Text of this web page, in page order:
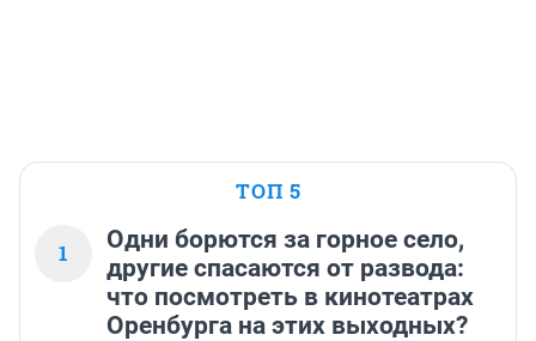
ТОП 5
1
Одни борются за горное село,
другие спасаются от развода:
что посмотреть в кинотеатрах
Оренбурга на этих выходных?